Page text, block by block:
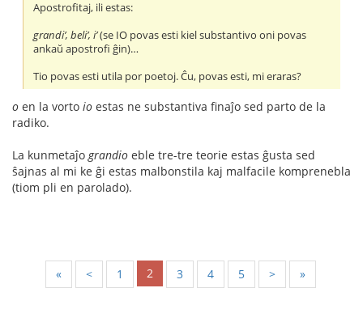
Apostrofitaj, ili estas:
grandi’, beli’, i’(se IO povas esti kiel substantivo oni povas
ankaŭ apostrofi ĝin)…
Tio povas esti utila por poetoj. Ĉu, povas esti, mi eraras?
o en la vorto io estas ne substantiva finaĵo sed parto de la
radiko.
La kunmetaĵograndio eble tre-tre teorie estas ĝusta sed
ŝajnas al mi ke ĝi estas malbonstila kaj malfacile komprenebla
(tiom pli en parolado).
« < 1 2 3 4 5 > »